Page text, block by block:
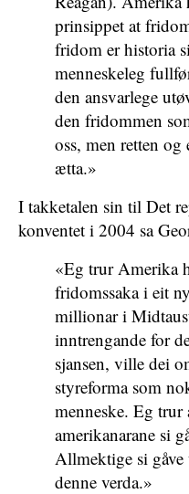
prinsippet at
fridom er historia
menneskeleg
den ansvarlege
den fridommen
oss, men retten
ætta.»
I takketalen sin til Det
konventet i 2004 sa
«Eg trur Amerika
fridomssaka i eit
millionar i
inntrengande for
sjansen, ville dei
styreforma som
menneske. Eg
amerikanarane si
Allmektige si
denne verda.»